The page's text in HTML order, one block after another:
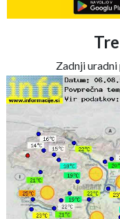
Zadnji